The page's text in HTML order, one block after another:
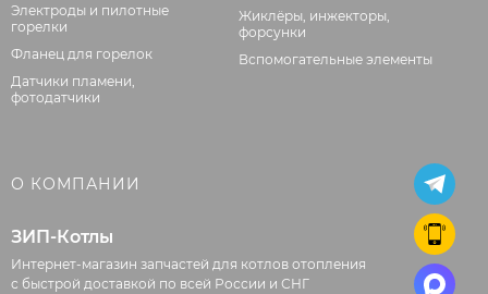
Электроды и пилотные
горелки
Фланец для горелок
Датчики пламени,
фотодатчики
Жиклёры, инжекторы,
форсунки
Вспомогательные элементы
О КОМПАНИИ
ЗИП-Котлы
Интернет-магазин запчастей для котлов отопления
с быстрой доставкой по всей России и СНГ